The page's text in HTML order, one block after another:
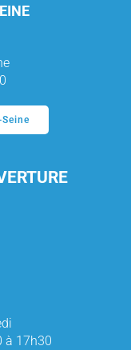
à 17h30